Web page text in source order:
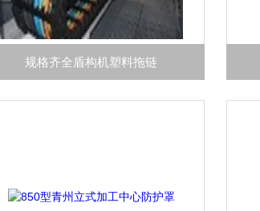
规格齐全盾构机塑料拖链